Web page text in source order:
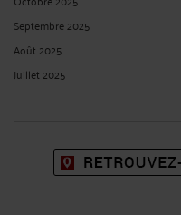
Septembre 2025
Août 2025
Juillet 2025